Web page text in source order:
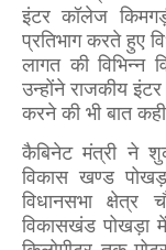
इंटर कॉलेज
प्रतिभाग करते हुए
लागत की विभिन्न
उन्होंने राजकीय
करने की भी बात
कैबिनेट मंत्री ने
विकास खण्ड
विधानसभा क्षेत्र
विकासखंड